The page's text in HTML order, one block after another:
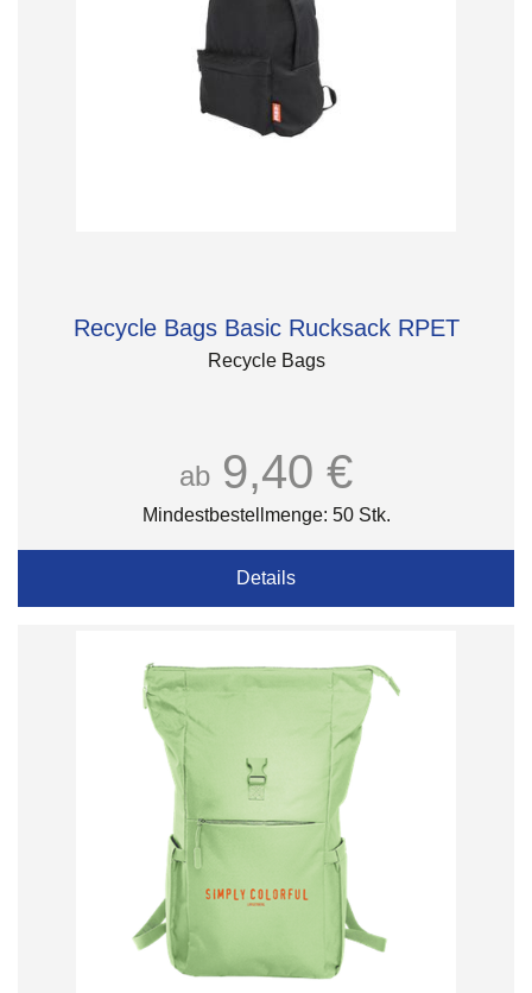
Recycle Bags Basic Rucksack RPET
Recycle Bags
ab 9,40 €
Mindestbestellmenge: 50 Stk.
Details